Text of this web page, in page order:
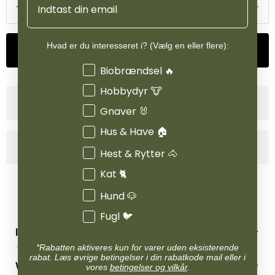
Tilføj til kurv
Produktinformation
Betingelser & vilkår
Reklamations- & fortrydelsesret
VORES BUTIK
Hvad er du interesseret i? (Vælg en eller flere):
Interesser
Biobrændsel 🔥
Hobbydyr 🐮
Gnaver 🐰
Hus & Have 🏠
Hest & Rytter 🐴
Kat 🐈
Hund 🐶
Fugl 🐦
*Rabatten aktiveres kun for varer uden eksisterende
rabat. Læs øvrige betingelser i din rabatkode mail eller i
vores betingelser og vilkår.